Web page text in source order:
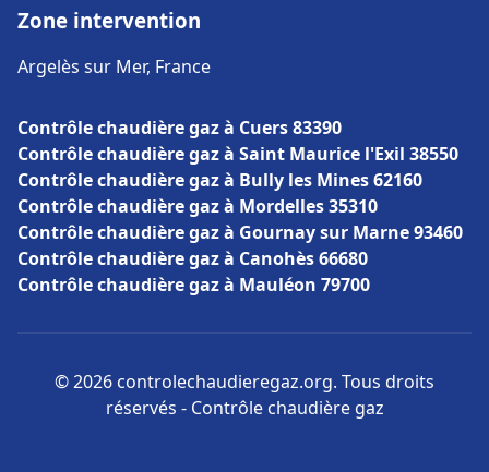
Zone intervention
Argelès sur Mer, France
Contrôle chaudière gaz à Cuers 83390
Contrôle chaudière gaz à Saint Maurice l'Exil 38550
Contrôle chaudière gaz à Bully les Mines 62160
Contrôle chaudière gaz à Mordelles 35310
Contrôle chaudière gaz à Gournay sur Marne 93460
Contrôle chaudière gaz à Canohès 66680
Contrôle chaudière gaz à Mauléon 79700
© 2026 controlechaudieregaz.org. Tous droits
réservés - Contrôle chaudière gaz